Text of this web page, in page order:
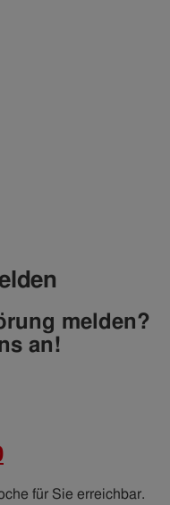
melden?
an!
für Sie erreichbar.